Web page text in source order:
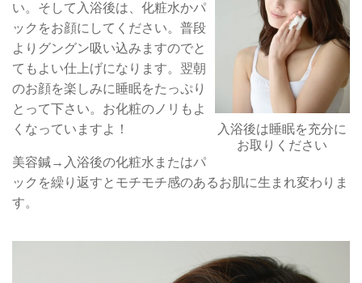
入浴後は睡眠を充分に
お取りください
い。そして入浴後は、化粧水かパ
ックをお顔にしてください。普段
よりグングン吸い込みますのでと
てもよい仕上げになります。翌朝
のお顔を楽しみに睡眠をたっぷり
とって下さい。お化粧のノリもよ
くなっていますよ！
美容鍼→入浴後の化粧水またはパ
ックを繰り返すとモチモチ感のあるお肌に生まれ変わりま
す。